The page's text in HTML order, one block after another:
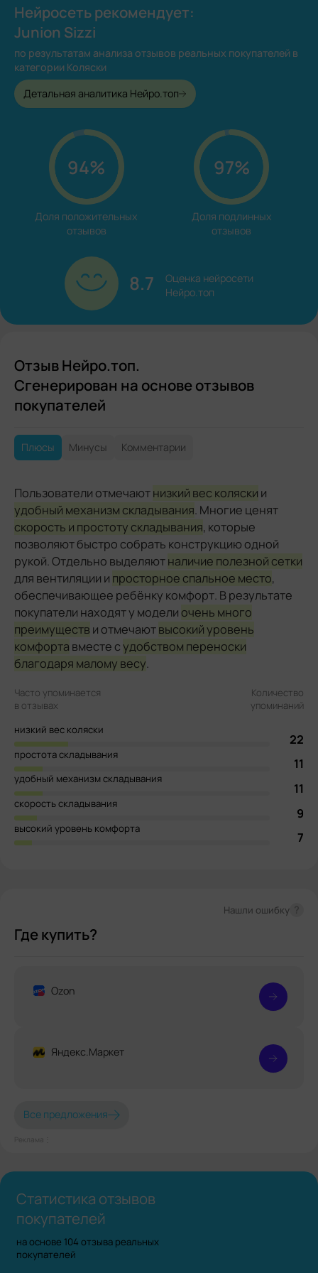
Нейросеть рекомендует:
Junion Sizzi
по результатам анализа отзывов реальных покупателей в
категории Коляски
Детальная аналитика Нейро.топ
94%
Доля положительных
отзывов
97%
Доля подлинных
отзывов
8.7
Оценка нейросети
Нейро.топ
Отзыв Нейро.топ.
Сгенерирован на основе отзывов
покупателей
Плюсы Минусы Комментарии
Пользователи отмечаютнизкий вес коляски и
удобный механизм складывания. Многие ценят
скорость и простоту складывания, которые
позволяют быстро собрать конструкцию одной
рукой. Отдельно выделяютналичие полезной сетки
для вентиляции и просторное спальное место,
обеспечивающее ребёнку комфорт. В результате
покупатели находят у модели очень много
преимуществ и отмечаютвысокий уровень
комфорта вместе судобством переноски
благодаря малому весу.
Часто упоминается
в отзывах
Количество
упоминаний
низкий вес коляски
22
простота складывания
11
удобный механизм складывания
11
скорость складывания
9
высокий уровень комфорта
7
Где купить?
Нашли ошибку
Ozon
Яндекс.Маркет
Все предложения
Реклама⋮
Статистика отзывов
покупателей
на основе 104 отзыва реальных
покупателей